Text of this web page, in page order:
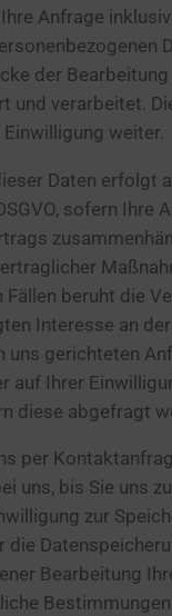
Anfrage
der
und verarbeitet.
weiter.
Daten erfolgt
sofern Ihre
Fällen beruht die
Interesse an
uns gerichteten
auf Ihrer
diese abgefragt
per
uns, bis Sie uns
zur
die
Bearbeitung